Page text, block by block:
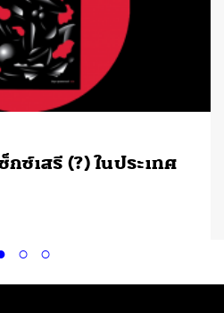
กซ์เสรี (?) ในประเทศ